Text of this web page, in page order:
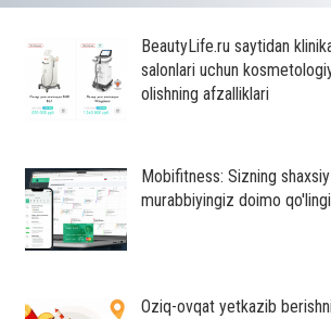
BeautyLife.ru saytidan
salonlari uchun
olishning afzalliklari
Mobifitness: Sizning
murabbiyingiz doimo
Oziq-ovqat yetkazib